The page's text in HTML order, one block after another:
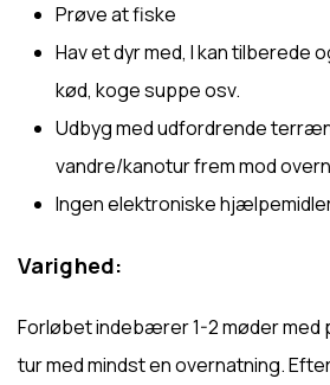
Prøve at fiske
Hav et dyr med, I kan tilberede
kød, koge suppe osv.
Udbyg med udfordrende
vandre/kanotur frem mod
Ingen elektroniske
Varighed:
Forløbet indebærer 1-2 møder med
tur med mindst en overnatning.